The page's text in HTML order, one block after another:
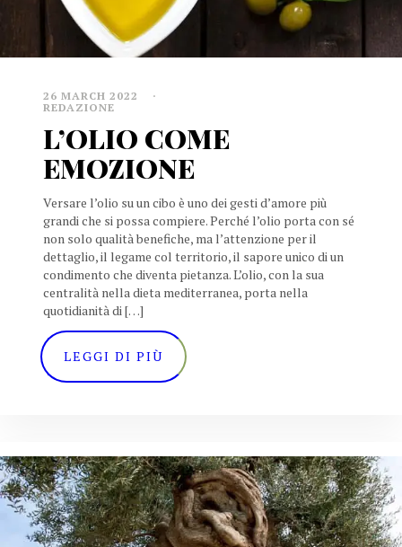
26 MARCH 2022
REDAZIONE
L’OLIO COME
EMOZIONE
Versare l’olio su un cibo è uno dei gesti d’amore più
grandi che si possa compiere. Perché l’olio porta con sé
non solo qualità benefiche, ma l’attenzione per il
dettaglio, il legame col territorio, il sapore unico di un
condimento che diventa pietanza. L’olio, con la sua
centralità nella dieta mediterranea, porta nella
quotidianità di […]
LEGGI DI PIÙ